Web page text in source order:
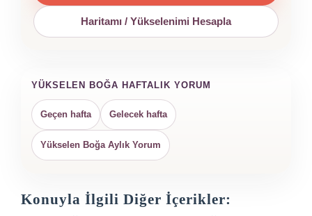
Haritamı / Yükselenimi Hesapla
YÜKSELEN BOĞA HAFTALIK YORUM
Geçen hafta Gelecek hafta
Yükselen Boğa Aylık Yorum
Konuyla İlgili Diğer İçerikler: